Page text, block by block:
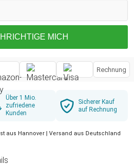
MICH
Rechnung
Über 1 Mio.
zufriedene
Kunden
Sicherer Kauf
auf Rechnung
aus Hannover | Versand aus Deutschland